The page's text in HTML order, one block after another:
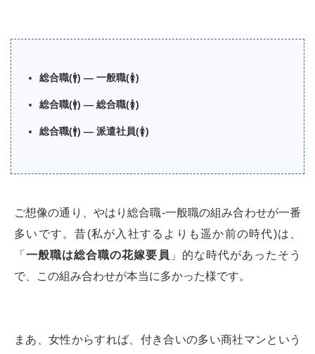
総合職(🚹) — 一般職(🚺)
総合職(🚹) — 総合職(🚺)
総合職(🚹) — 派遣社員(🚺)
ご想像の通り、やはり総合職-一般職の組み合わせが一番
多いです。昔(私が入社するよりも遥か前の時代)は、
「一般職は総合職の花嫁要員 」的な時代があったそう
で、この組み合わせが本当に多かった様です。
まあ、女性からすれば、付き合いの多い商社マンという